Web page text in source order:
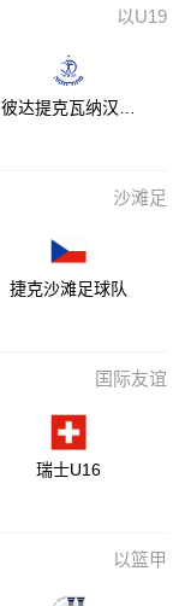
以U19
彼达提克瓦纳汉史
沙滩足
捷克沙滩足球队
国际友谊
瑞士U16
以篮甲